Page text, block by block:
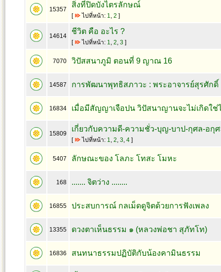
15357
สิ่งที่ปิดบังไตรลักษณ์
[ ไปที่หน้า: 1, 2 ]
14614
ชีวิต คือ อะไร ?
[ ไปที่หน้า: 1, 2, 3 ]
7070 วิปัสสนาภูมิ ตอนที่ 9 ญาณ 16
14587 การพัฒนาพุทธิสภาวะ : พระอาจารย์สุรศักดิ์
16834 เมื่อมีสัญญาเจือปน วิปัสนาญานจะไม่เกิดใช่
15809
เกี่ยวกับความดี-ความชั่ว-บุญ-บาป-กุศล-อกุศ
[ ไปที่หน้า: 1, 2, 3, 4]
5407 ลักษณะของ โลภะ โทสะ โมหะ
168 ....... จิตว่าง ........
16855 ประสบการณ์ กลเม็ดดูจิตด้วยการฟังเพลง
13355 ดวงตาเห็นธรรม ๑ (หลวงพ่อชา สุภัทโท)
16836 สนทนาธรรมปฏิบัติกับน้องคามินธรรม